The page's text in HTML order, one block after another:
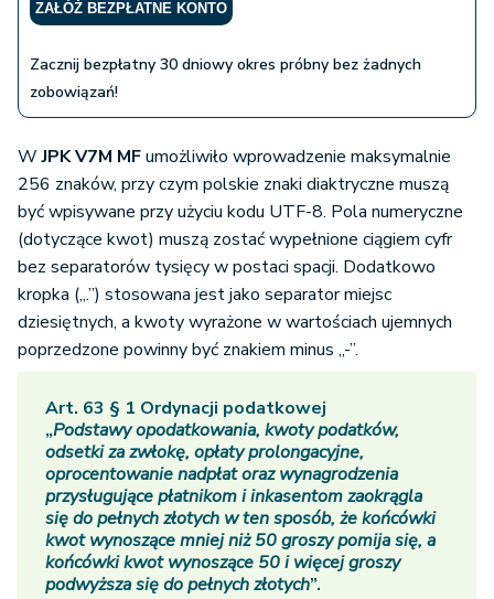
ZAŁÓŻ BEZPŁATNE KONTO
Zacznij bezpłatny 30 dniowy okres próbny bez żadnych
zobowiązań!
WJPK V7M MFumożliwiło wprowadzenie maksymalnie
256 znaków, przy czym polskie znaki diaktryczne muszą
być wpisywane przy użyciu kodu UTF-8. Pola numeryczne
(dotyczące kwot) muszą zostać wypełnione ciągiem cyfr
bez separatorów tysięcy w postaci spacji. Dodatkowo
kropka („.”) stosowana jest jako separator miejsc
dziesiętnych, a kwoty wyrażone w wartościach ujemnych
poprzedzone powinny być znakiem minus „-”.
Art. 63 § 1 Ordynacji podatkowej
„Podstawy opodatkowania, kwoty podatków,
odsetki za zwłokę, opłaty prolongacyjne,
oprocentowanie nadpłat oraz wynagrodzenia
przysługujące płatnikom i inkasentom zaokrągla
się do pełnych złotych w ten sposób, że końcówki
kwot wynoszące mniej niż 50 groszy pomija się, a
końcówki kwot wynoszące 50 i więcej groszy
podwyższa się do pełnych złotych”.